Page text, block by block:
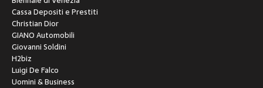
Cassa Depositi e Prestiti
Christian Dior
GIANO Automobili
Giovanni Soldini
H2biz
Luigi De Falco
Uomini & Business